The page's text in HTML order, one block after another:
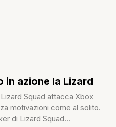
in azione la Lizard
Squad attacca Xbox
motivazioni come al solito.
di Lizard Squad...